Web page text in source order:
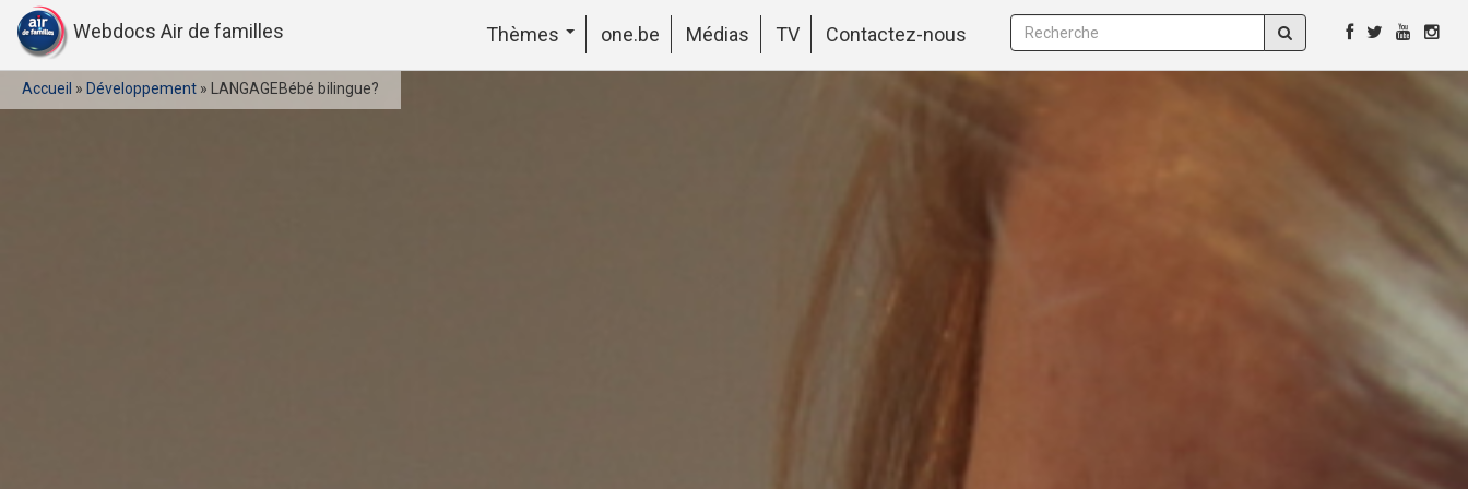
Webdocs Air de familles Thèmes one.be Médias TV Contactez-nous
Accueil » Développement » LANGAGEBébé bilingue?